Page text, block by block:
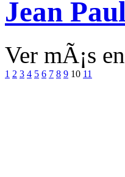
Jean
Ver mÃ¡s
1 2 3 4 5 6 7 8 9 10 11